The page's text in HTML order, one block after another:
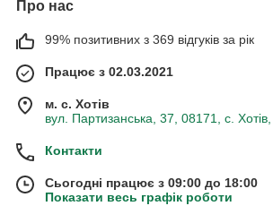
Про нас
99% позитивних з 369 відгуків за рік
Працює з 02.03.2021
м. с. Хотів
вул. Партизанська, 37, 08171, с. Хотів,
Контакти
Сьогодні працює з 09:00 до 18:00
Показати весь графік роботи